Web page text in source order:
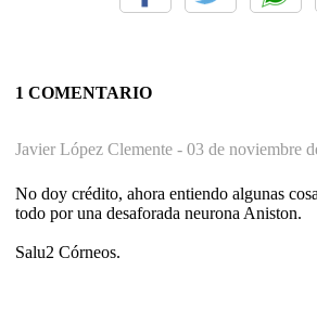
1 COMENTARIO
Javier López Clemente - 03 de noviembre
No doy crédito, ahora entiendo algunas
todo por una desaforada neurona Aniston.
Salu2 Córneos.